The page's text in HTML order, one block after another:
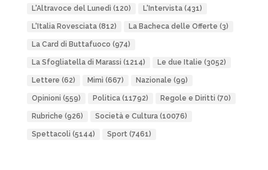
L'Altravoce del Lunedì (120) L'Intervista(431)
L'Italia Rovesciata(812) La Bacheca delle Offerte (3)
La Card di Buttafuoco (974)
La Sfogliatella di Marassi (1214) Le due Italie (3052)
Lettere (62) Mimì (667) Nazionale (99)
Opinioni (559) Politica(11792) Regole e Diritti (70)
Rubriche (926) Società e Cultura(10076)
Spettacoli (5144) Sport(7461)